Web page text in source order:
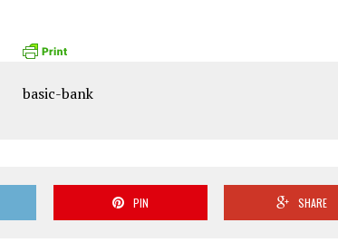
PIN SHARE